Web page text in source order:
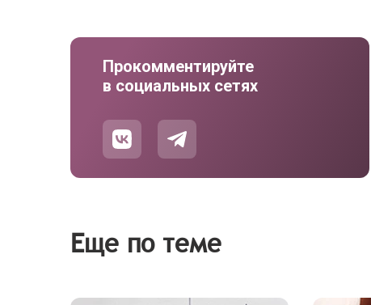
Прокомментируйте
в социальных сетях
Еще по теме